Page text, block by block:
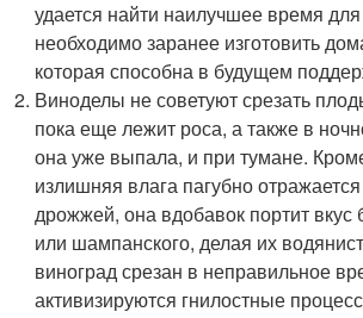
удается найти наилучшее время
необходимо заранее изготовить
которая способна в будущем
Виноделы не советуют срезать
пока еще лежит роса, а также в
она уже выпала, и при тумане.
излишняя влага пагубно
дрожжей, она вдобавок портит вкус
или шампанского, делая их
виноград срезан в неправильное
активизируются гнилостные